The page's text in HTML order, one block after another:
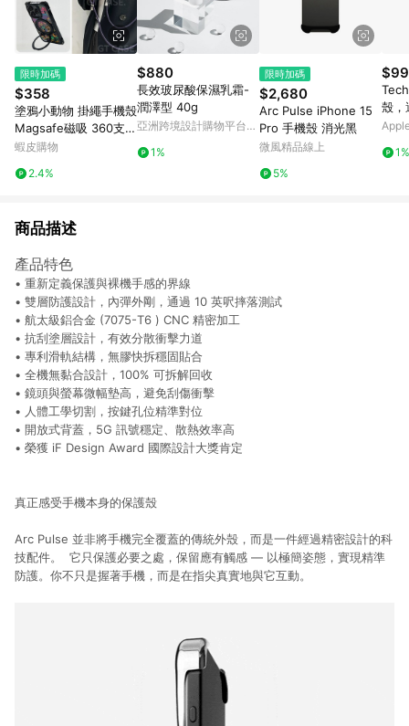
限時加碼
$358
塗鴉小動物 掛繩手機殼
Magsafe磁吸 360支架
iPhone 17 16 15 14 13
蝦皮購物
2.4%
$880
長效玻尿酸保濕乳霜-
潤澤型 40g
亞洲跨境設計購物平台
1%
限時加碼
$2,680
Arc Pulse iPhone 15
Pro 手機殼 消光黑
微風精品線上
5%
殼，
1%
商品描述
產品特色
• 重新定義保護與裸機手感的界線
• 雙層防護設計，內彈外剛，通過 10 英呎摔落測試
• 航太級鋁合金 (7075-T6 ) CNC 精密加工
• 抗刮塗層設計，有效分散衝擊力道
• 專利滑軌結構，無膠快拆穩固貼合
• 全機無黏合設計，100% 可拆解回收
• 鏡頭與螢幕微幅墊高，避免刮傷衝擊
• 人體工學切割，按鍵孔位精準對位
• 開放式背蓋，5G 訊號穩定、散熱效率高
• 榮獲 iF Design Award 國際設計大獎肯定
真正感受手機本身的保護殼
Arc Pulse 並非將手機完全覆蓋的傳統外殼，而是一件經過精密設計的科
技配件。 它只保護必要之處，保留應有觸感 — 以極簡姿態，實現精準
防護。你不只是握著手機，而是在指尖真實地與它互動。